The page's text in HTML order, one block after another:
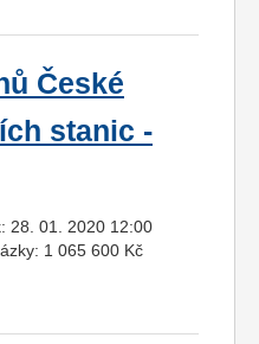
České
stanic -
28. 01. 2020 12:00
1 065 600 Kč